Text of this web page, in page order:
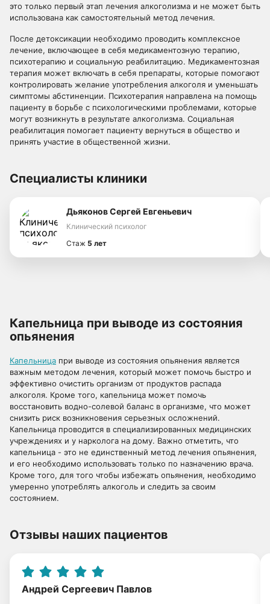
это только первый этап лечения алкоголизма и не может быть
использована как самостоятельный метод лечения.
После детоксикации необходимо проводить комплексное
лечение, включающее в себя медикаментозную терапию,
психотерапию и социальную реабилитацию. Медикаментозная
терапия может включать в себя препараты, которые помогают
контролировать желание употребления алкоголя и уменьшать
симптомы абстиненции. Психотерапия направлена на помощь
пациенту в борьбе с психологическими проблемами, которые
могут возникнуть в результате алкоголизма. Социальная
реабилитация помогает пациенту вернуться в общество и
принять участие в общественной жизни.
Специалисты клиники
Дьяконов Сергей Евгеньевич
Клинический психолог
Стаж 5 лет
Капельница при выводе из состояния
опьянения
Капельница при выводе из состояния опьянения является
важным методом лечения, который может помочь быстро и
эффективно очистить организм от продуктов распада
алкоголя. Кроме того, капельница может помочь
восстановить водно-солевой баланс в организме, что может
снизить риск возникновения серьезных осложнений.
Капельница проводится в специализированных медицинских
учреждениях и у нарколога на дому. Важно отметить, что
капельница - это не единственный метод лечения опьянения,
и его необходимо использовать только по назначению врача.
Кроме того, для того чтобы избежать опьянения, необходимо
умеренно употреблять алкоголь и следить за своим
состоянием.
Отзывы наших пациентов
Андрей Сергеевич Павлов